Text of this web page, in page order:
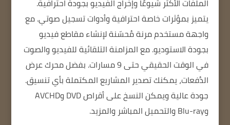
الملفات الأكثر شيوعًا وإخراج الفيديو بجودة احترافية.
يتميز بمؤثرات خاصة احترافية وأدوات تسجيل صوتي. مع
واجهة مستخدم مرنة مُحسّنة لإنشاء مقاطع فيديو
بجودة الاستوديو. مع المزامنة التلقائية للفيديو والصوت
في الوقت الحقيقي حتى 9 مسارات. بفضل محرك عرض
الدُفعات، يمكنك تصدير المشاريع المكتملة بأي تنسيق.
جودة عالية ويمكن النسخ على أقراص DVD وAVCHD
وBlu-ray والتحميل المباشر والمزيد.